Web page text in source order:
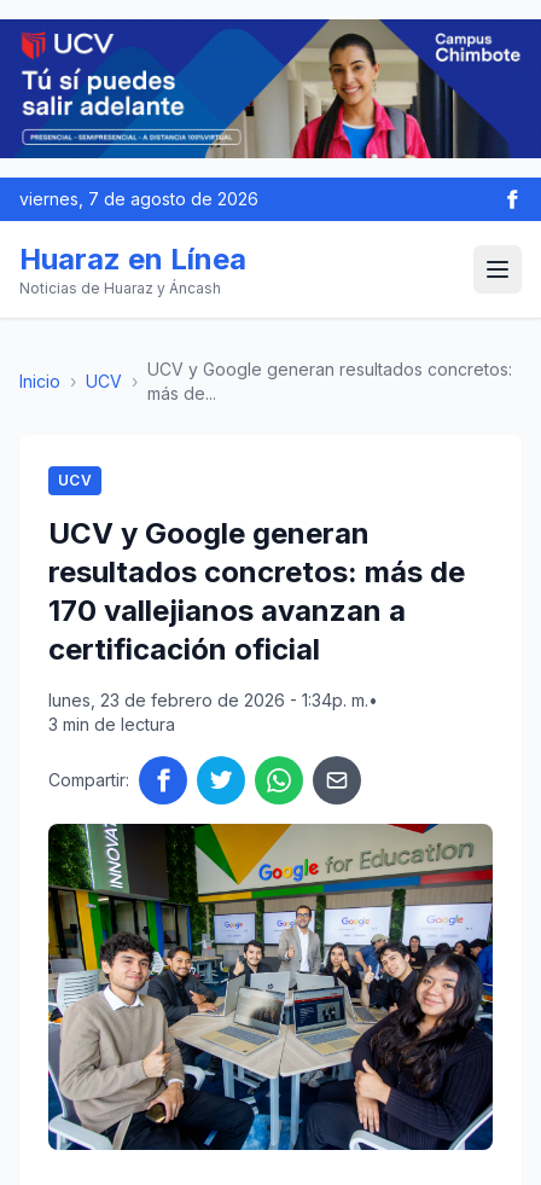
viernes, 7 de agosto de 2026
Huaraz en Línea
Noticias de Huaraz y Áncash
Inicio › UCV ›
UCV y Google generan resultados concretos:
más de...
UCV
UCV y Google generan
resultados concretos: más de
170 vallejianos avanzan a
certificación oficial
lunes, 23 de febrero de 2026 - 1:34p. m.•
3 min de lectura
Compartir: